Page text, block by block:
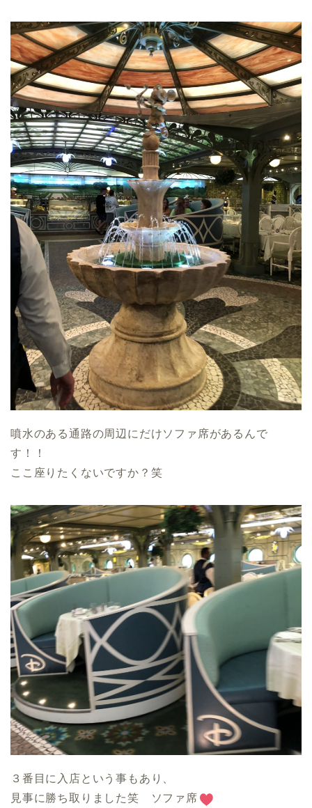
噴水のある通路の周辺にだけソファ席があるんで
す！！
ここ座りたくないですか？笑
３番目に入店という事もあり、
見事に勝ち取りました笑 ソファ席